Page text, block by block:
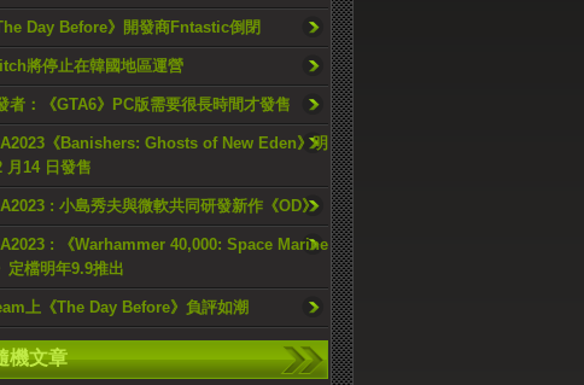
Day Before》開發商Fntastic倒閉
將停止在韓國地區運營
者：《GTA6》PC版需要很長時間才發售
《Banishers: Ghosts of New Eden》明
月14 日發售
: 小島秀夫與微軟共同研發新作《OD》
: 《Warhammer 40,000: Space Marine
定檔明年9.9推出
上《The Day Before》負評如潮
機文章